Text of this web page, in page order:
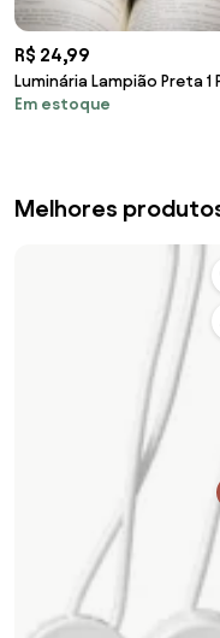
R$ 24,99
Luminária Lampião Preta 1
Em estoque
Melhores